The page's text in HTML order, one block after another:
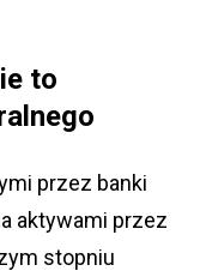
to
przez banki
aktywami przez
stopniu